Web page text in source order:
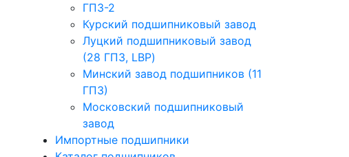
ГПЗ-2
Курский подшипниковый завод
Луцкий подшипниковый завод
(28 ГПЗ, LBP)
Минский завод подшипников (11
ГПЗ)
Московский подшипниковый
завод
Импортные подшипники